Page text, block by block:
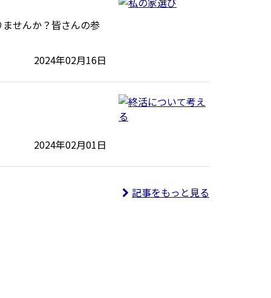
せんか？皆さんの参
2024年02月16日
2024年02月01日
記事をもっと見る